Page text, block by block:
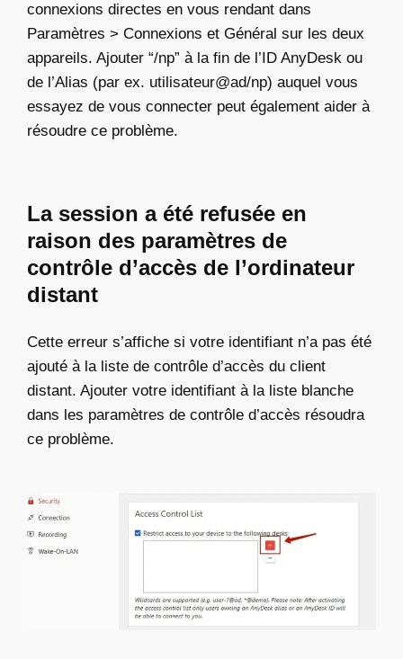
connexions directes en vous rendant dans
Paramètres > Connexions et Général sur les deux
appareils. Ajouter “/np” à la fin de l’ID AnyDesk ou
de l’Alias (par ex. utilisateur@ad/np) auquel vous
essayez de vous connecter peut également aider à
résoudre ce problème.
La session a été refusée en
raison des paramètres de
contrôle d’accès de l’ordinateur
distant
Cette erreur s’affiche si votre identifiant n’a pas été
ajouté à la liste de contrôle d’accès du client
distant. Ajouter votre identifiant à la liste blanche
dans les paramètres de contrôle d’accès résoudra
ce problème.